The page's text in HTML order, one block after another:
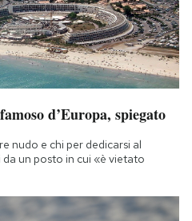
d’Europa, spiegato
nudo e chi per dedicarsi al
un posto in cui «è vietato